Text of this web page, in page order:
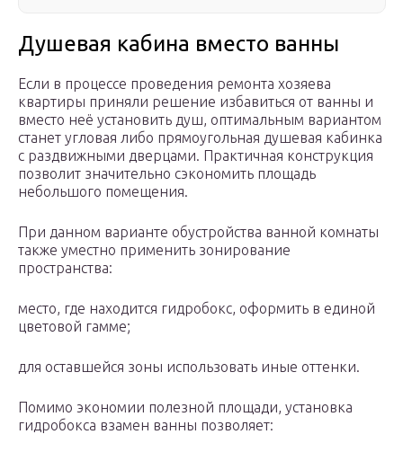
Душевая кабина вместо ванны
Если в процессе проведения ремонта хозяева
квартиры приняли решение избавиться от ванны и
вместо неё установить душ, оптимальным вариантом
станет угловая либо прямоугольная душевая кабинка
с раздвижными дверцами. Практичная конструкция
позволит значительно сэкономить площадь
небольшого помещения.
При данном варианте обустройства ванной комнаты
также уместно применить зонирование
пространства:
место, где находится гидробокс, оформить в единой
цветовой гамме;
для оставшейся зоны использовать иные оттенки.
Помимо экономии полезной площади, установка
гидробокса взамен ванны позволяет: